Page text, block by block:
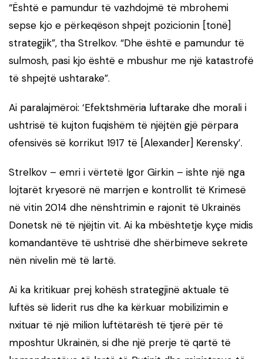
“Është e pamundur të vazhdojmë të mbrohemi
sepse kjo e përkeqëson shpejt pozicionin [tonë]
strategjik”, tha Strelkov. “Dhe është e pamundur të
sulmosh, pasi kjo është e mbushur me një katastrofë
të shpejtë ushtarake”.
Ai paralajmëroi: ‘Efektshmëria luftarake dhe morali i
ushtrisë të kujton fuqishëm të njëjtën gjë përpara
ofensivës së korrikut 1917 të [Alexander] Kerensky’.
Strelkov – emri i vërtetë Igor Girkin – ishte një nga
lojtarët kryesorë në marrjen e kontrollit të Krimesë
në vitin 2014 dhe nënshtrimin e rajonit të Ukrainës
Donetsk në të njëjtin vit. Ai ka mbështetje kyçe midis
komandantëve të ushtrisë dhe shërbimeve sekrete
nën nivelin më të lartë.
Ai ka kritikuar prej kohësh strategjinë aktuale të
luftës së liderit rus dhe ka kërkuar mobilizimin e
nxituar të një milion luftëtarësh të tjerë për të
mposhtur Ukrainën, si dhe një prerje të qartë të